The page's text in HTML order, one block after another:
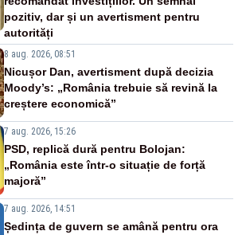
pozitiv, dar și un avertisment pentru
autorități
8 aug. 2026, 08:51
Nicușor Dan, avertisment după decizia
Moody’s: „România trebuie să revină la
creștere economică”
7 aug. 2026, 15:26
PSD, replică dură pentru Bolojan:
„România este într-o situație de forță
majoră”
7 aug. 2026, 14:51
Ședința de guvern se amână pentru ora